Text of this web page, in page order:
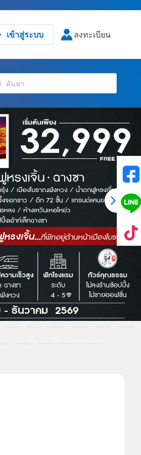
เข้าสู่ระบบ ลงทะเบียน